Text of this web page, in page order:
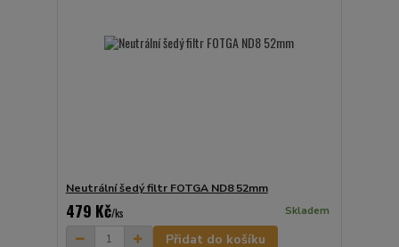
Neutrální šedý filtr FOTGA ND8 52mm
479 Kč/ks Skladem
Přidat do košíku